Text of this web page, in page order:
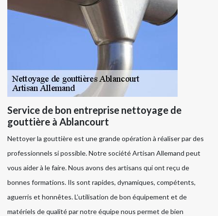
Service de bon entreprise nettoyage de
gouttière à Ablancourt
Nettoyer la gouttière est une grande opération à réaliser par des
professionnels si possible. Notre société Artisan Allemand peut
vous aider à le faire. Nous avons des artisans qui ont reçu de
bonnes formations. Ils sont rapides, dynamiques, compétents,
aguerris et honnêtes. L’utilisation de bon équipement et de
matériels de qualité par notre équipe nous permet de bien